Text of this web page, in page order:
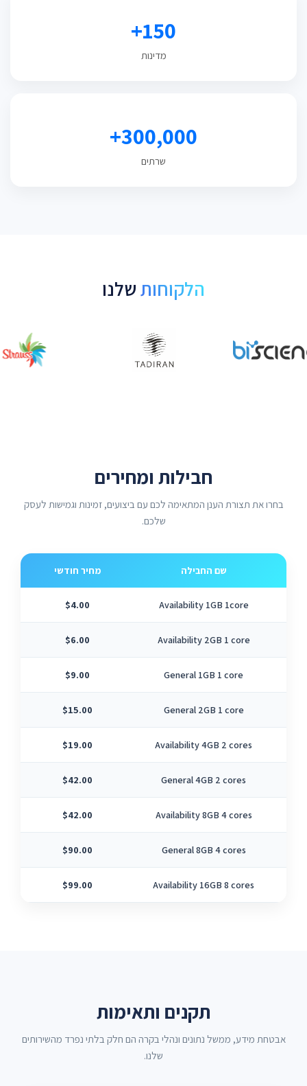
150+
מדינות
300,000+
שרתים
הלקוחותשלנו
חבילות ומחירים
בחרו את תצורת הענן המתאימה לכם עם ביצועים, זמינות וגמישות לעסק
שלכם.
שם החבילה מחיר חודשי
Availability 1GB 1core
$4.00
Availability 2GB 1 core
$6.00
General 1GB 1 core
$9.00
General 2GB 1 core
$15.00
Availability 4GB 2 cores
$19.00
General 4GB 2 cores
$42.00
Availability 8GB 4 cores
$42.00
General 8GB 4 cores
$90.00
Availability 16GB 8 cores
$99.00
תקנים ותאימות
אבטחת מידע, ממשל נתונים ונהלי בקרה הם חלק בלתי נפרד מהשירותים
שלנו.